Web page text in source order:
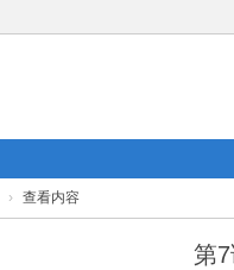
› 查看内容
第